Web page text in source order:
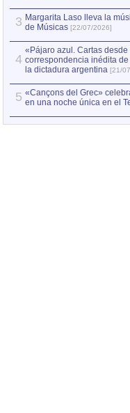
3 Margarita Laso lleva la
de Músicas [22/07/2026]
4
«Pájaro azul. Cartas
correspondencia inédita
la dictadura argentina [21/
5 «Cançons del Grec»
en una noche única en el